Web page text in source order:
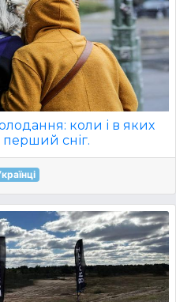
коли і в яких
перший сніг.